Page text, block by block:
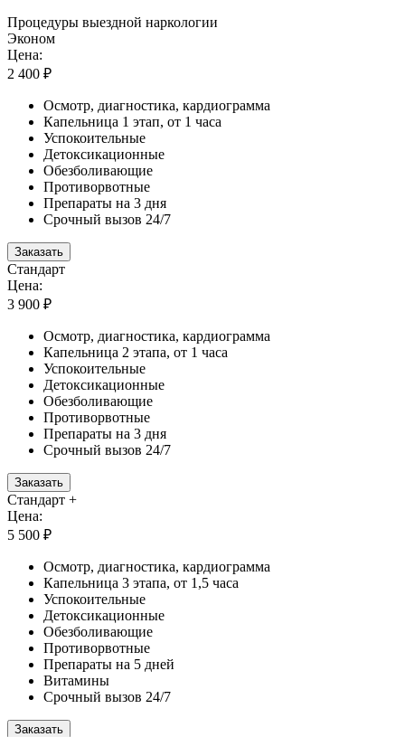
Процедуры выездной наркологии
Эконом
Цена:
2 400 ₽
Осмотр, диагностика, кардиограмма
Капельница 1 этап, от 1 часа
Успокоительные
Детоксикационные
Обезболивающие
Противорвотные
Препараты на 3 дня
Срочный вызов 24/7
Заказать
Стандарт
Цена:
3 900 ₽
Осмотр, диагностика, кардиограмма
Капельница 2 этапа, от 1 часа
Успокоительные
Детоксикационные
Обезболивающие
Противорвотные
Препараты на 3 дня
Срочный вызов 24/7
Заказать
Стандарт +
Цена:
5 500 ₽
Осмотр, диагностика, кардиограмма
Капельница 3 этапа, от 1,5 часа
Успокоительные
Детоксикационные
Обезболивающие
Противорвотные
Препараты на 5 дней
Витамины
Срочный вызов 24/7
Заказать